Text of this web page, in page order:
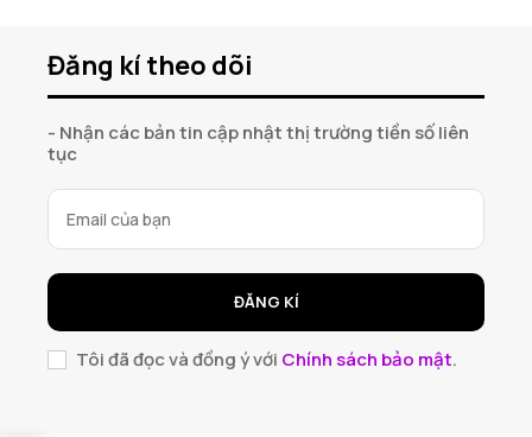
Đăng kí theo dõi
- Nhận các bản tin cập nhật thị trường tiền số liên
tục
ĐĂNG KÍ
Tôi đã đọc và đồng ý với Chính sách bảo mật.